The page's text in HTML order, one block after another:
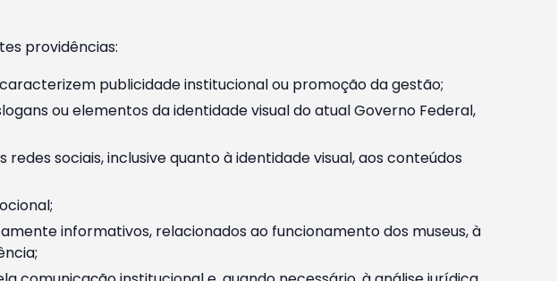
providências:
publicidade institucional ou promoção da gestão;
ou elementos da identidade visual do atual Governo Federal,
sociais, inclusive quanto à identidade visual, aos conteúdos
informativos, relacionados ao funcionamento dos museus, à